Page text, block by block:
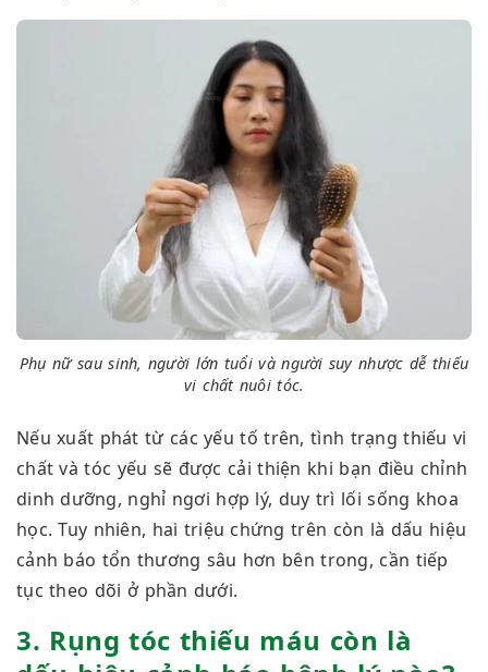
Phụ nữ sau sinh, người lớn tuổi và người suy nhược dễ thiếu
vi chất nuôi tóc.
Nếu xuất phát từ các yếu tố trên, tình trạng thiếu vi
chất và tóc yếu sẽ được cải thiện khi bạn điều chỉnh
dinh dưỡng, nghỉ ngơi hợp lý, duy trì lối sống khoa
học. Tuy nhiên, hai triệu chứng trên còn là dấu hiệu
cảnh báo tổn thương sâu hơn bên trong, cần tiếp
tục theo dõi ở phần dưới.
3. Rụng tóc thiếu máu còn là